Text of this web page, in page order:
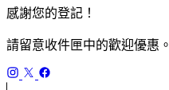
感謝您的登記！
請留意收件匣中的歡迎優惠。